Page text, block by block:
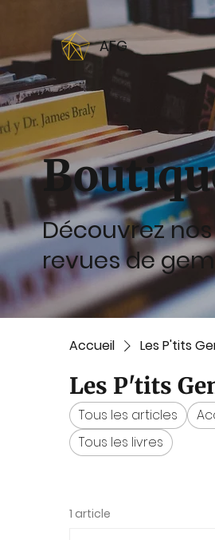
AFG
Découvrez
revues de
Accueil Les P'tits
Les P'tits
Tous les articles
Tous les livres
1 article